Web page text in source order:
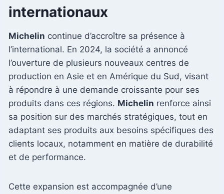
internationaux
Michelin continue d’accroître sa présence à
l’international. En 2024, la société a annoncé
l’ouverture de plusieurs nouveaux centres de
production en Asie et en Amérique du Sud, visant
à répondre à une demande croissante pour ses
produits dans ces régions. Michelin renforce ainsi
sa position sur des marchés stratégiques, tout en
adaptant ses produits aux besoins spécifiques des
clients locaux, notamment en matière de durabilité
et de performance.
Cette expansion est accompagnée d’une